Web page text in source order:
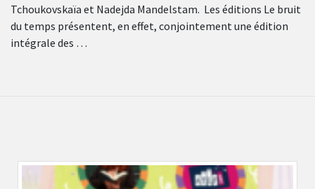
Tchoukovskaïa et Nadejda Mandelstam. Les éditions Le bruit
du temps présentent, en effet, conjointement une édition
intégrale des …